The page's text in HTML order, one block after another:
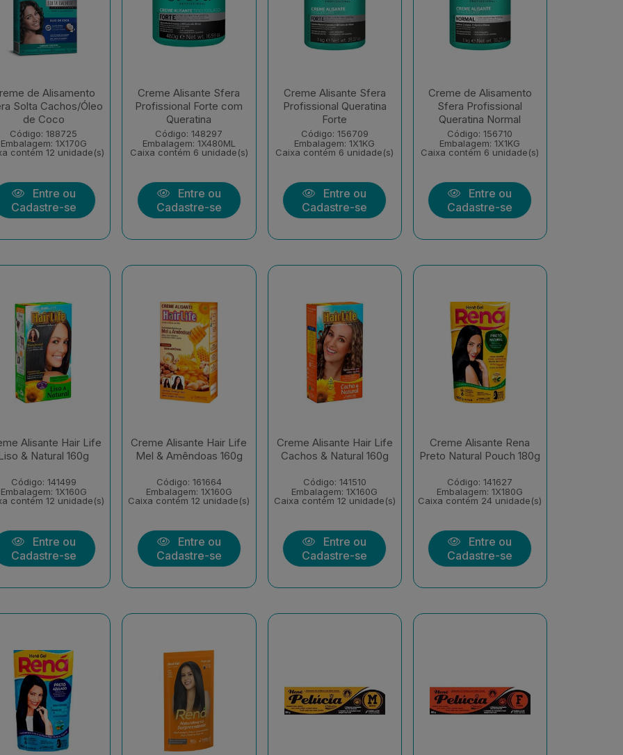
de Alisamento
Solta Cachos/Óleo
de Coco
Código: 188725
Embalagem: 1X170G
contém 12 unidade(s)
Entre ou
Cadastre-se
Creme Alisante Sfera
Profissional Forte com
Queratina
Código: 148297
Embalagem: 1X480ML
Caixa contém 6 unidade(s)
Entre ou
Cadastre-se
Creme Alisante Sfera
Profissional Queratina
Forte
Código: 156709
Embalagem: 1X1KG
Caixa contém 6 unidade(s)
Entre ou
Cadastre-se
Creme de Alisamento
Sfera Profissional
Queratina Normal
Código: 156710
Embalagem: 1X1KG
Caixa contém 6 unidade(s)
Entre ou
Cadastre-se
Alisante Hair Life
& Natural 160g
Código: 141499
Embalagem: 1X160G
contém 12 unidade(s)
Entre ou
Cadastre-se
Creme Alisante Hair Life
Mel & Amêndoas 160g
Código: 161664
Embalagem: 1X160G
Caixa contém 12 unidade(s)
Entre ou
Cadastre-se
Creme Alisante Hair Life
Cachos & Natural 160g
Código: 141510
Embalagem: 1X160G
Caixa contém 12 unidade(s)
Entre ou
Cadastre-se
Creme Alisante Rena
Preto Natural Pouch 180g
Código: 141627
Embalagem: 1X180G
Caixa contém 24 unidade(s)
Entre ou
Cadastre-se